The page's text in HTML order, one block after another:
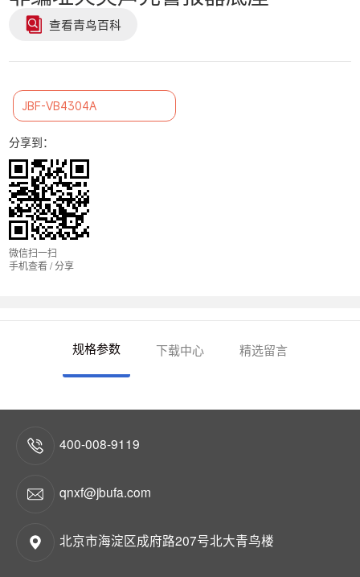
查看青鸟百科
JBF-VB4304A
分享到：
微信扫一扫
手机查看 / 分享
规格参数 下载中心 精选留言
400-008-9119
qnxf@jbufa.com
北京市海淀区成府路207号北大青鸟楼